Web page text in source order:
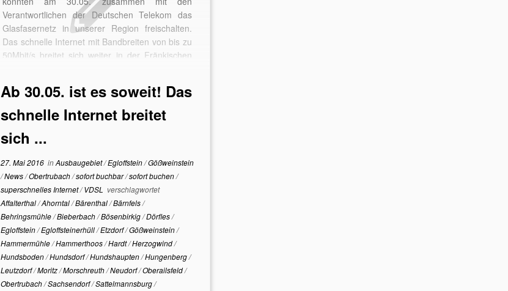
Verantwortlichen der Deutschen Telekom das
Glasfasernetz in unserer Region freischalten.
Das schnelle Internet mit Bandbreiten von bis zu
50Mbit/s breitet sich weiter in der Fränkischen
Ab 30.05. ist es soweit! Das
schnelle Internet breitet
sich ...
27. Mai 2016inAusbaugebiet/Egloffstein/Gößweinstein
/News/Obertrubach/sofort buchbar/sofort buchen/
superschnelles Internet/VDSL verschlagwortet
Affalterthal/Ahorntal/Bärenthal/Bärnfels/
Behringsmühle/Bieberbach/Bösenbirkig/Dörfles/
Egloffstein/Egloffsteinerhüll/Etzdorf/Gößweinstein/
Hammermühle/Hammerthoos/Hardt/Herzogwind/
Hundsboden/Hundsdorf/Hundshaupten/Hungenberg/
Leutzdorf/Moritz/Morschreuth/Neudorf/Oberailsfeld/
Obertrubach/Sachsendorf/Sattelmannsburg/